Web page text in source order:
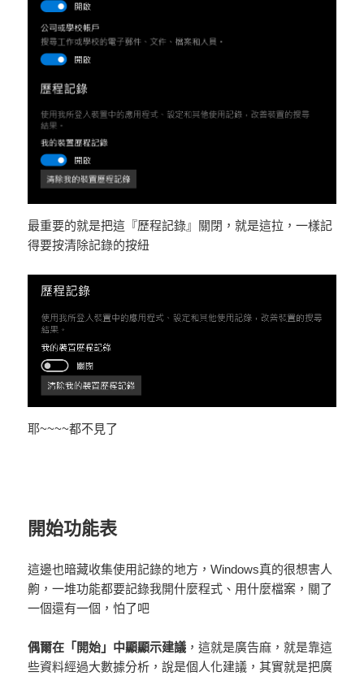
最重要的就是把這『歷程記錄』關閉，就是這拉，一樣記
得要按清除記錄的按紐
耶~~~~都不見了
開始功能表
這邊也暗藏收集使用記錄的地方，Windows真的很想害人
齁，一堆功能都要記錄我開什麼程式、用什麼檔案，關了
一個還有一個，怕了吧
偶爾在「開始」中顯顯示建議 ，這就是廣告麻，就是靠這
些資料經過大數據分析，說是個人化建議，其實就是把廣